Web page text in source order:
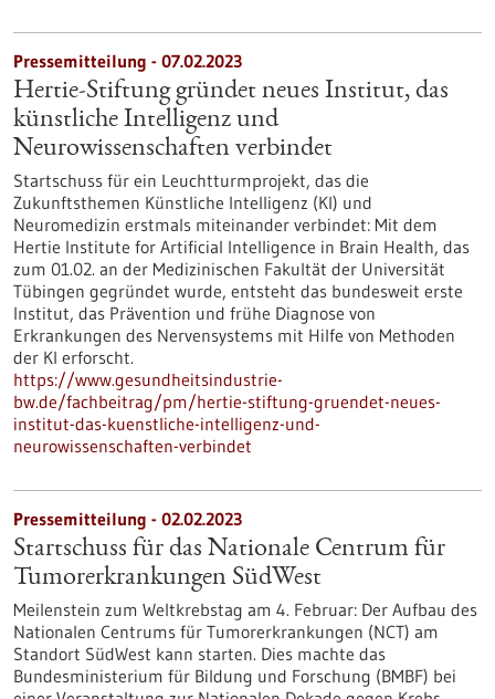
Pressemitteilung - 07.02.2023
Hertie-Stiftung gründet neues Institut, das
künstliche Intelligenz und
Neurowissenschaften verbindet
Startschuss für ein Leuchtturmprojekt, das die
Zukunftsthemen Künstliche Intelligenz (KI) und
Neuromedizin erstmals miteinander verbindet: Mit dem
Hertie Institute for Artificial Intelligence in Brain Health, das
zum 01.02. an der Medizinischen Fakultät der Universität
Tübingen gegründet wurde, entsteht das bundesweit erste
Institut, das Prävention und frühe Diagnose von
Erkrankungen des Nervensystems mit Hilfe von Methoden
der KI erforscht.
https://www.gesundheitsindustrie-
bw.de/fachbeitrag/pm/hertie-stiftung-gruendet-neues-
institut-das-kuenstliche-intelligenz-und-
neurowissenschaften-verbindet
Pressemitteilung - 02.02.2023
Startschuss für das Nationale Centrum für
Tumorerkrankungen SüdWest
Meilenstein zum Weltkrebstag am 4. Februar: Der Aufbau des
Nationalen Centrums für Tumorerkrankungen (NCT) am
Standort SüdWest kann starten. Dies machte das
Bundesministerium für Bildung und Forschung (BMBF) bei